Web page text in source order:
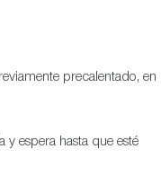
precalentado, en
y espera hasta que esté